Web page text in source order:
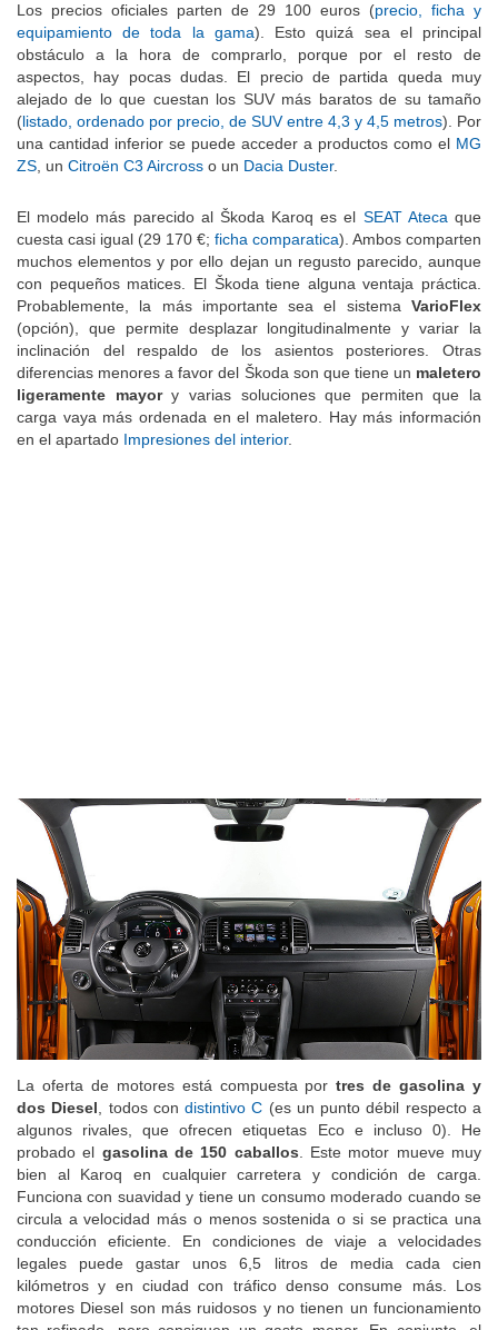
Los precios oficiales parten de 29 100 euros (precio, ficha y
equipamiento de toda la gama). Esto quizá sea el principal
obstáculo a la hora de comprarlo, porque por el resto de
aspectos, hay pocas dudas. El precio de partida queda muy
alejado de lo que cuestan los SUV más baratos de su tamaño
(listado, ordenado por precio, de SUV entre 4,3 y 4,5 metros). Por
una cantidad inferior se puede acceder a productos como el MG
ZS , un Citroën C3 Aircross o un Dacia Duster.
El modelo más parecido al Škoda Karoq es el SEAT Ateca que
cuesta casi igual (29 170 €; ficha comparatica). Ambos comparten
muchos elementos y por ello dejan un regusto parecido, aunque
con pequeños matices. El Škoda tiene alguna ventaja práctica.
Probablemente, la más importante sea el sistema VarioFlex
(opción), que permite desplazar longitudinalmente y variar la
inclinación del respaldo de los asientos posteriores. Otras
diferencias menores a favor del Škoda son que tiene un maletero
ligeramente mayory varias soluciones que permiten que la
carga vaya más ordenada en el maletero. Hay más información
en el apartado Impresiones del interior.
La oferta de motores está compuesta portres de gasolina y
dos Diesel , todos condistintivo C (es un punto débil respecto a
algunos rivales, que ofrecen etiquetas Eco e incluso 0). He
probado el gasolina de 150 caballos . Este motor mueve muy
bien al Karoq en cualquier carretera y condición de carga.
Funciona con suavidad y tiene un consumo moderado cuando se
circula a velocidad más o menos sostenida o si se practica una
conducción eficiente. En condiciones de viaje a velocidades
legales puede gastar unos 6,5 litros de media cada cien
kilómetros y en ciudad con tráfico denso consume más. Los
motores Diesel son más ruidosos y no tienen un funcionamiento